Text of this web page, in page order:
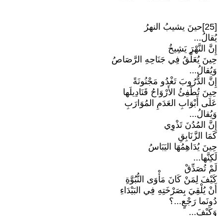
[25]حينَ يشيبُ النهرُ
يُقالُ...
إِنَّ النَّهْرَ يَشِيخُ
حِينَ يُعَلَّقُ فِي جَنَاحِهِ الرَّصَاصُ
وَيُقالُ...
إِنَّ الدُّرُوبَ تَغْدُو مَجْنُونَةً
حِينَ تُطْفِئُ الأَرْوَاحُ قَنَادِيلَها
عَلَى أَبْوَابِ العَدَمِ المُوَارَبِ
وَيُقالُ...
إِنَّ المُدُنَ تَذْوِي
كَمَا الزَّنَابِقِ
حِينَ يُدَاهِمُهَا اليَبَاسُ
لَكِنَّها...
لَمْ تُصَدِّقْ
كَيْفَ لِمَنْ كَانَ مَأْوَى النُّبُوَّةِ
أَنْ يُلْقِيَ بِصَرْخَتِهِ فِي البَيْدَاءِ
دُونَما رَجْعٍ...؟
وَكَيْفَ...